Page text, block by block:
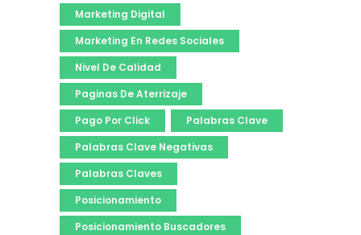
Marketing Digital
Marketing En Redes Sociales
Nivel De Calidad
Paginas De Aterrizaje
Pago Por Click
Palabras Clave
Palabras Clave Negativas
Palabras Claves
Posicionamiento
Posicionamiento Buscadores